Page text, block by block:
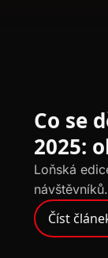
Co se
2025:
Loňská
Číst